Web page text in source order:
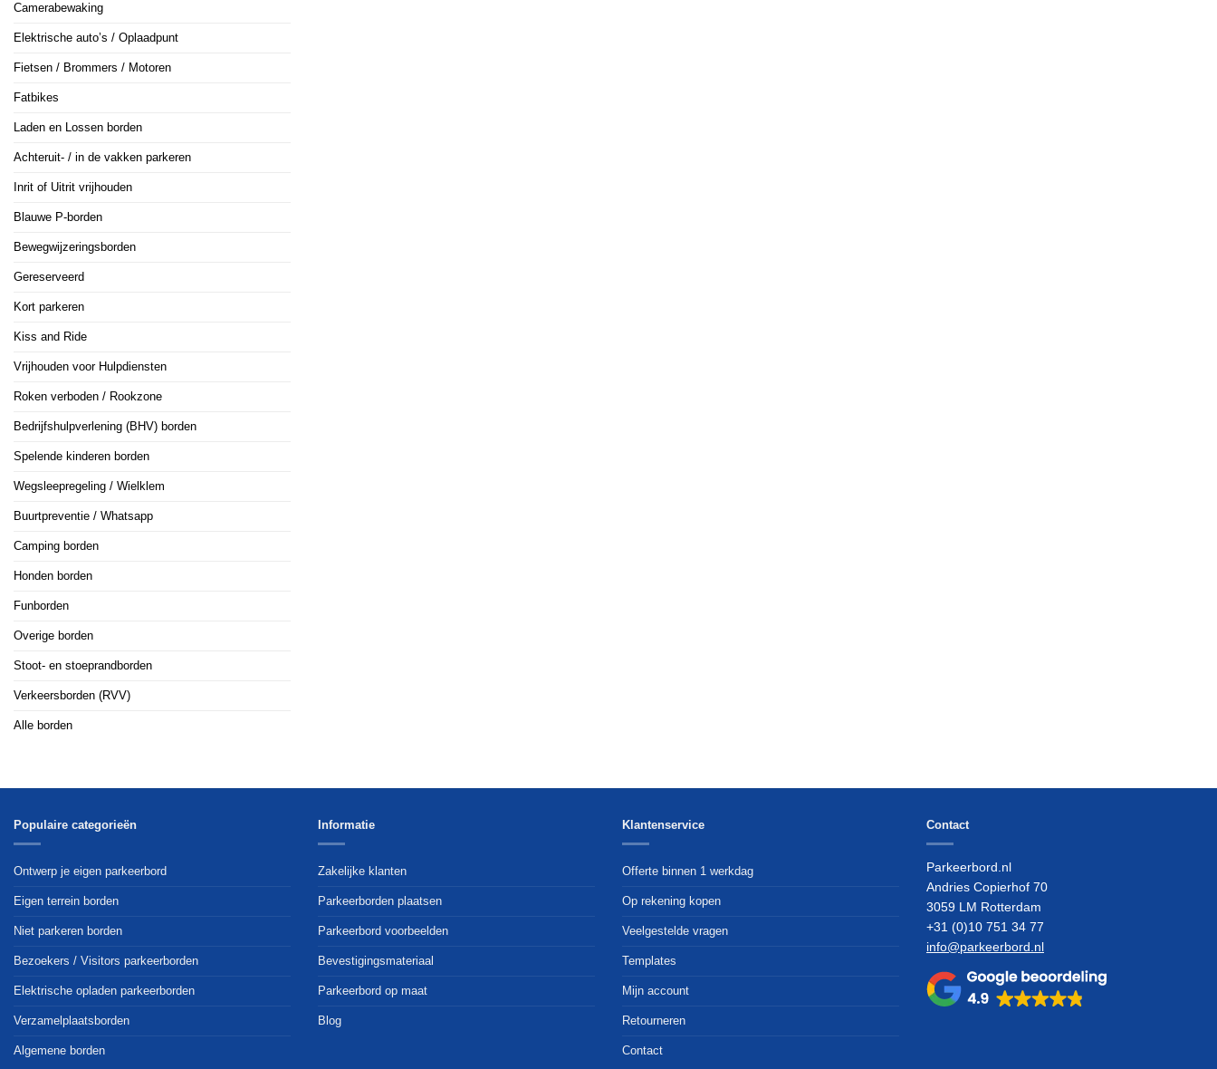
Camerabewaking
Elektrische auto’s / Oplaadpunt
Fietsen / Brommers / Motoren
Fatbikes
Laden en Lossen borden
Achteruit- / in de vakken parkeren
Inrit of Uitrit vrijhouden
Blauwe P-borden
Bewegwijzeringsborden
Gereserveerd
Kort parkeren
Kiss and Ride
Vrijhouden voor Hulpdiensten
Roken verboden / Rookzone
Bedrijfshulpverlening (BHV) borden
Spelende kinderen borden
Wegsleepregeling / Wielklem
Buurtpreventie / Whatsapp
Camping borden
Honden borden
Funborden
Overige borden
Stoot- en stoeprandborden
Verkeersborden (RVV)
Alle borden
Populaire categorieën
Ontwerp je eigen parkeerbord
Eigen terrein borden
Niet parkeren borden
Bezoekers / Visitors parkeerborden
Elektrische opladen parkeerborden
Verzamelplaatsborden
Algemene borden
Informatie
Zakelijke klanten
Parkeerborden plaatsen
Parkeerbord voorbeelden
Bevestigingsmateriaal
Parkeerbord op maat
Blog
Klantenservice
Offerte binnen 1 werkdag
Op rekening kopen
Veelgestelde vragen
Templates
Mijn account
Retourneren
Contact
Contact
Parkeerbord.nl
Andries Copierhof 70
3059 LM Rotterdam
+31 (0)10 751 34 77
info@parkeerbord.nl